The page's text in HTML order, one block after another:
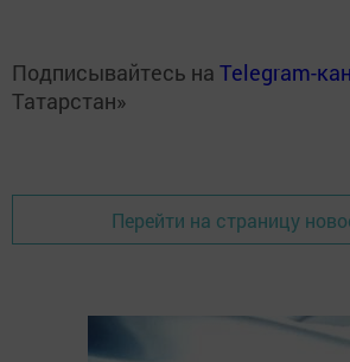
Подписывайтесь на Telegram-
Татарстан»
Перейти на страницу